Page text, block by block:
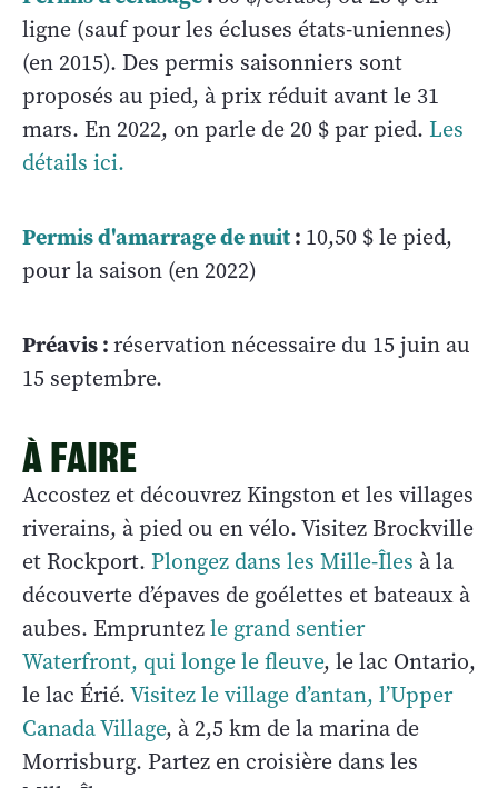
ligne (sauf pour les écluses états-uniennes)
(en 2015). Des permis saisonniers sont
proposés au pied, à prix réduit avant le 31
mars. En 2022, on parle de 20 $ par pied. Les
détails ici.
Permis d'amarrage de nuit: 10,50 $ le pied,
pour la saison (en 2022)
Préavis :réservation nécessaire du 15 juin au
15 septembre.
À FAIRE
Accostez et découvrez Kingston et les villages
riverains, à pied ou en vélo. Visitez Brockville
et Rockport. Plongez dans les Mille-Îles à la
découverte d’épaves de goélettes et bateaux à
aubes. Empruntezle grand sentier
Waterfront, qui longe le fleuve, le lac Ontario,
le lac Érié.Visitez le village d’antan, l’Upper
Canada Village, à 2,5 km de la marina de
Morrisburg. Partez en croisière dans les